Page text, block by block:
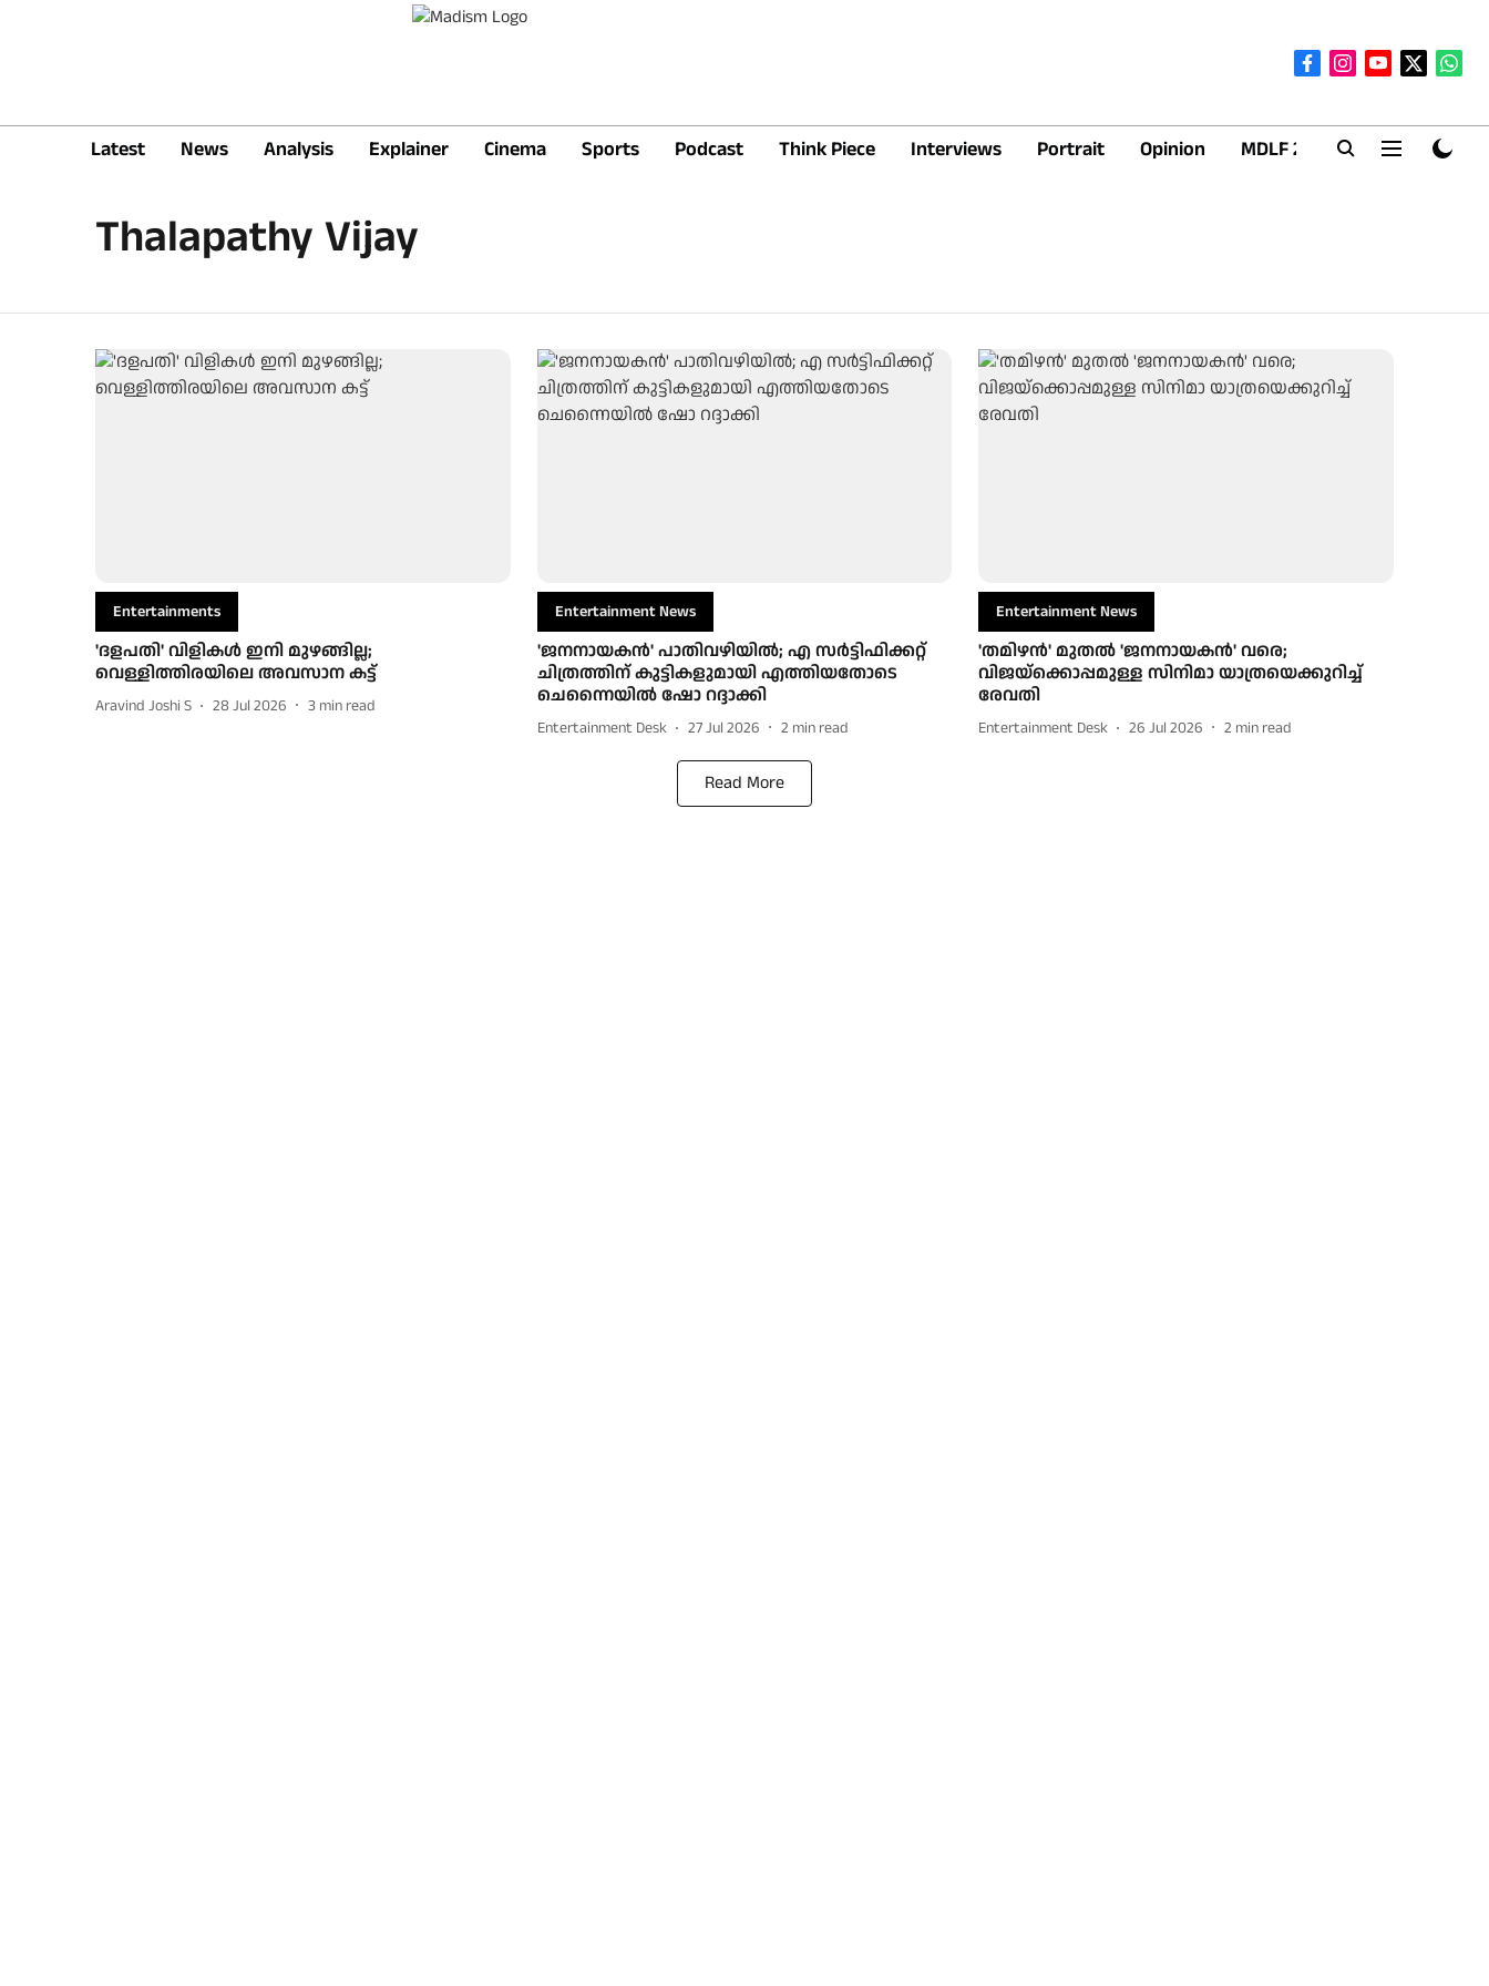
Latest News Analysis Explainer Cinema Sports Podcast Think Piece Interviews Portrait Opinion MDLF 2026
Thalapathy Vijay
Entertainments
'ദളപതി' വിളികൾ ഇനി മുഴങ്ങില്ല;
വെള്ളിത്തിരയിലെ അവസാന കട്ട്
Aravind Joshi S 28 Jul 2026 3 min read
Entertainment News
'ജനനായകൻ' പാതിവഴിയിൽ; എ സർട്ടിഫിക്കറ്റ്
ചിത്രത്തിന് കുട്ടികളുമായി എത്തിയതോടെ
ചെന്നൈയിൽ ഷോ റദ്ദാക്കി
Entertainment Desk 27 Jul 2026 2 min read
Entertainment News
'തമിഴൻ' മുതൽ 'ജനനായകൻ' വരെ;
വിജയ്‌ക്കൊപ്പമുള്ള സിനിമാ യാത്രയെക്കുറിച്ച്
രേവതി
Entertainment Desk 26 Jul 2026 2 min read
Read More